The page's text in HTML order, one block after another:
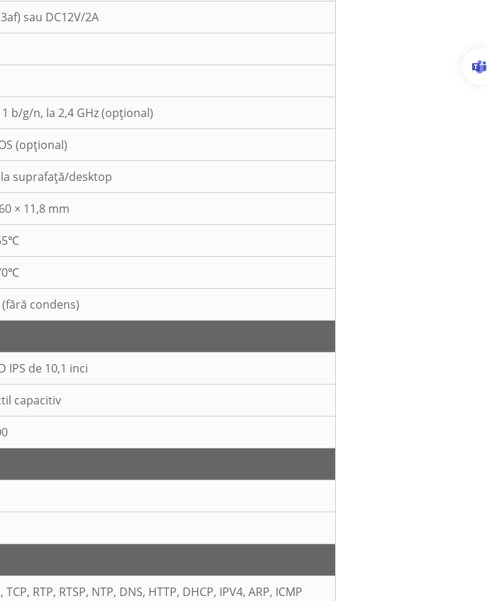
sau DC12V/2A
b/g/n, la 2,4 GHz (opțional)
(opțional)
suprafață/desktop
× 11,8 mm
(fără condens)
IPS de 10,1 inci
capacitiv
TCP, RTP, RTSP, NTP, DNS, HTTP, DHCP, IPV4, ARP, ICMP